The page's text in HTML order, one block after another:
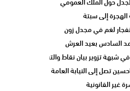
لغم في مجدل زون
السادس بعيد العرش
شبهة تزوير بيان نقاط والتشهير بطالب
تصل إلى النيابة العامة
غير القانونية